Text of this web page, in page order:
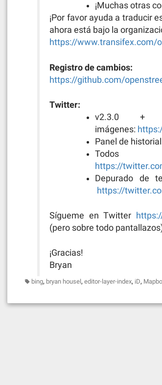
¡Muchas otras
¡Por favor ayuda a traducir
ahora está bajo la
https://www.transifex.com/
Registro de cambios:
https://github.com/
Twitter:
v2.3.0 +
imágenes:
Panel de
https://
Depurado de
https://
Sígueme en Twitter
(pero sobre todo
¡Gracias!
Bryan
bing, bryan housel, editor-layer-index, iD,